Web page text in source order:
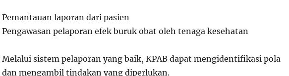
Pemantauan laporan dari pasien
Pengawasan pelaporan efek buruk obat oleh tenaga kesehatan
Melalui sistem pelaporan yang baik, KPAB dapat mengidentifikasi pola
dan mengambil tindakan yang diperlukan.